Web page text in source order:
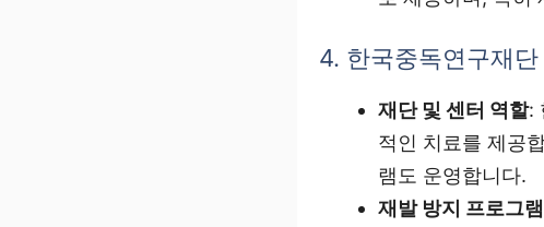
4. 한국중독연구재
재단 및 센터 역할:
적인 치료를 제공
램도 운영합니다.
재발 방지 프로그램